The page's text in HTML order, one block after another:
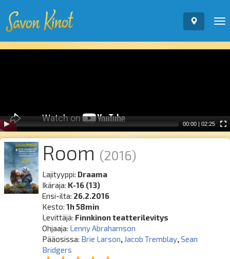
00:00 | 02:25
Room (2016)
Lajityyppi: Draama
Ikäraja: K-16 (13)
Ensi-ilta: 26.2.2016
Kesto:1h 58min
Levittäjä: Finnkinon teatterilevitys
Ohjaaja: Lenny Abrahamson
Pääosissa: Brie Larson, Jacob Tremblay,Sean
Bridgers